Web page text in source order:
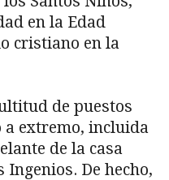
en la Edad
cristiano en la
de puestos
a extremo, incluida
de la casa
De hecho,